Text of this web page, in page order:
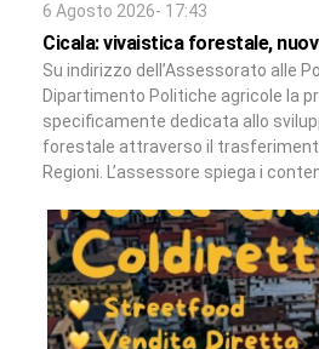
6 Agosto 2026- 17:43
Cicala: vivaistica forestale,
Su indirizzo dell’Assessorato alle
Dipartimento Politiche agricole la
specificamente dedicata allo
forestale attraverso il
Regioni. L’assessore spiega i